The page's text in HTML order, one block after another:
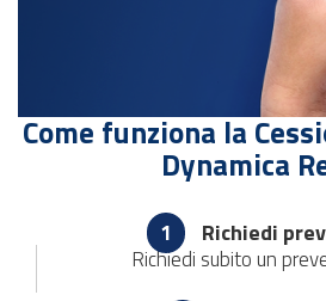
Come funziona la
Dynamica
1 Richiedi
Richiedi subito un